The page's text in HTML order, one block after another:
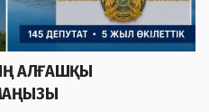
АЛҒАШҚЫ